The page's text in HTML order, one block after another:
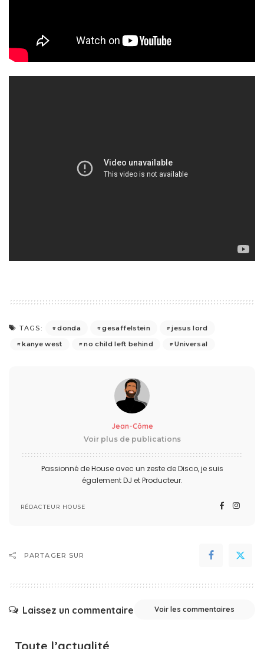
TAGS: donda gesaffelstein
jesus lord
kanye west
no child left behind Universal
Jean-Côme
Voir plus de publications
Passionné de House avec un zeste de Disco, je suis
également DJ et Producteur.
RÉDACTEUR HOUSE
PARTAGER SUR
Laissez un commentaire Voir les commentaires
Toute l’actualité